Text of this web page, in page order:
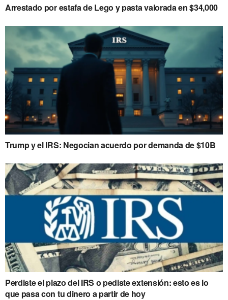
Arrestado por estafa de Lego y pasta valorada en $34,000
Trump y el IRS: Negocian acuerdo por demanda de $10B
Perdiste el plazo del IRS o pediste extensión: esto es lo
que pasa con tu dinero a partir de hoy